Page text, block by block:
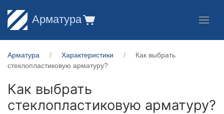
Арматура
Арматура Характеристики
Как выбрать
стеклопластиковую арматуру?
Как выбрать
стеклопластиковую арматуру?